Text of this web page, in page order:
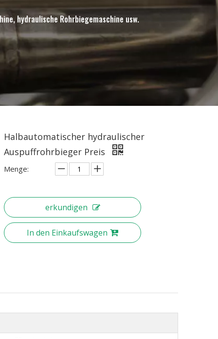
hydraulische Rohrbiegemaschine usw.
Halbautomatischer hydraulischer
Auspuffrohrbieger Preis
Menge:
erkundigen
In den Einkaufswagen